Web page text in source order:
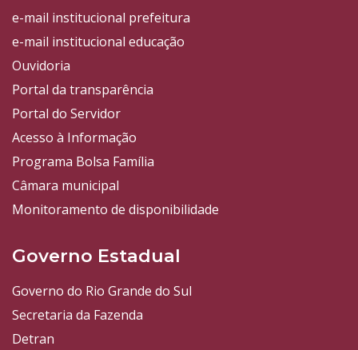
e-mail institucional prefeitura
e-mail institucional educação
Ouvidoria
Portal da transparência
Portal do Servidor
Acesso à Informação
Programa Bolsa Família
Câmara municipal
Monitoramento de disponibilidade
Governo Estadual
Governo do Rio Grande do Sul
Secretaria da Fazenda
Detran